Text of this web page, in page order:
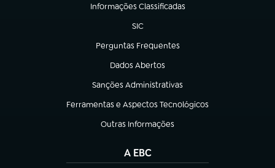
Informações Classificadas
(abre em nova aba)
SIC
(abre em nova aba)
Perguntas Frequentes
(abre em nova aba)
Dados Abertos
(abre em nova aba)
Sanções Administrativas
(abre em nova aba)
Ferramentas e Aspectos Tecnológicos
(abre em nova aba)
Outras Informações
(abre em nova aba)
A EBC